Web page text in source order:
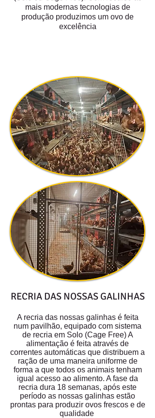
mais modernas tecnologias de
produção produzimos um ovo de
excelência
RECRIA DAS NOSSAS GALINHAS
A recria das nossas galinhas é feita
num pavilhão, equipado com sistema
de recria em Solo (Cage Free) A
alimentação é feita através de
correntes automáticas que distribuem a
ração de uma maneira uniforme de
forma a que todos os animais tenham
igual acesso ao alimento. A fase da
recria dura 18 semanas, após este
período as nossas galinhas estão
prontas para produzir ovos frescos e de
qualidade